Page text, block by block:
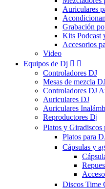
Auriculares
Grabación
Kits Podcast
Accesorios
Video
Equipos de Dj  
Controladores DJ
Mesas de mezcla
Controladores DJ
Auriculares DJ
Auriculares
Reproductores Dj
Platos y Giradiscos
Platos para
Cápsulas y
Discos Time